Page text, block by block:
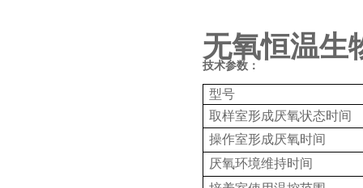
无氧恒温生
技术参数：
型号
取样室形成厌氧状态时间
操作室形成厌氧时间
厌氧环境维持时间